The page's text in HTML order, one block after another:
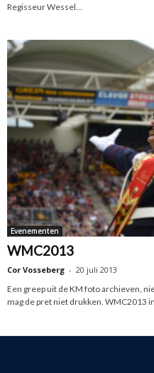
Regisseur Wessel...
Evenementen
WMC2013
Cor Vosseberg - 20 juli 2013
Een greep uit de KM foto archieven,
mag de pret niet drukken. WMC2013 in